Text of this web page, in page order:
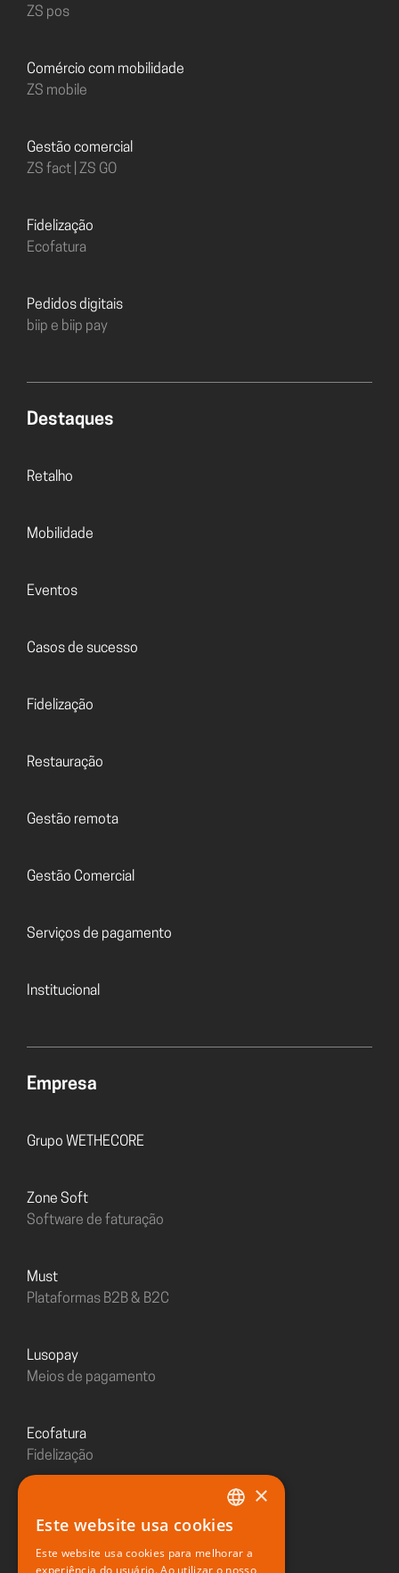
ZS pos
Comércio com mobilidade
ZS mobile
Gestão comercial
ZS fact | ZS GO
Fidelização
Ecofatura
Pedidos digitais
biip e biip pay
Destaques
Retalho
Mobilidade
Eventos
Casos de sucesso
Fidelização
Restauração
Gestão remota
Gestão Comercial
Serviços de pagamento
Institucional
Empresa
Grupo WETHECORE
Zone Soft
Software de faturação
must
Plataformas B2B & B2C
Lusopay
Meios de pagamento
Ecofatura
Fidelização
Restaurante digital
PORTUGUESE
ENGLISH
×
Este website usa cookies
Este website usa cookies para melhorar a
experiência do usuário. Ao utilizar o nosso